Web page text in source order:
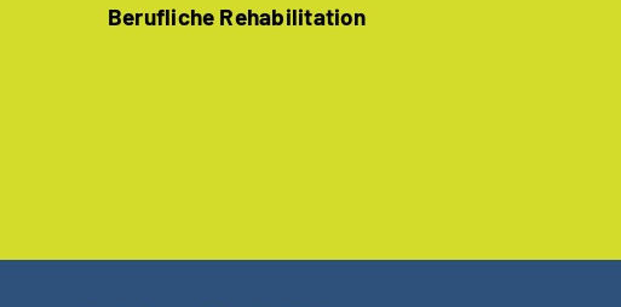
Berufliche Rehabilitation